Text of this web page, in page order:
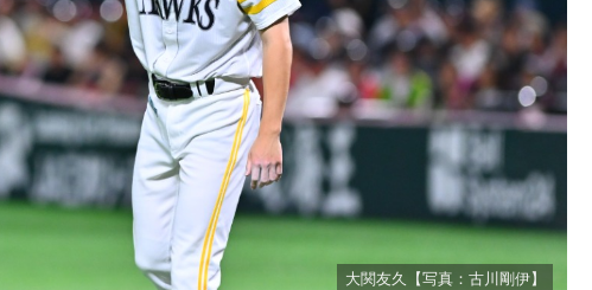
大関友久【写真：古川剛伊】